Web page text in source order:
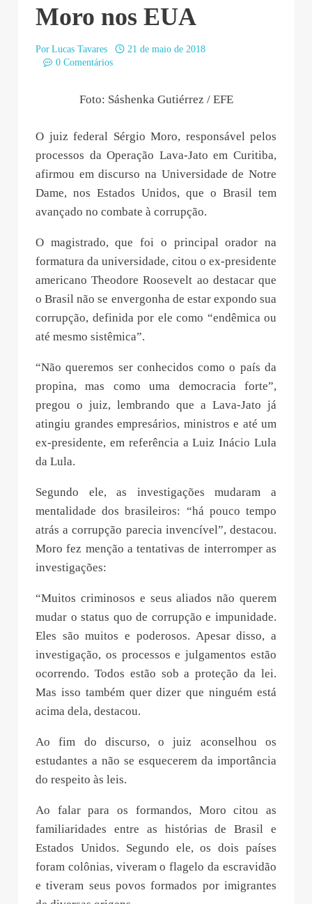
Moro nos EUA
Por Lucas Tavares
21 de maio de 2018
0 Comentários
Foto: Sáshenka Gutiérrez / EFE
O juiz federal Sérgio Moro, responsável pelos
processos da Operação Lava-Jato em Curitiba,
afirmou em discurso na Universidade de Notre
Dame, nos Estados Unidos, que o Brasil tem
avançado no combate à corrupção.
O magistrado, que foi o principal orador na
formatura da universidade, citou o ex-presidente
americano Theodore Roosevelt ao destacar que
o Brasil não se envergonha de estar expondo sua
corrupção, definida por ele como “endêmica ou
até mesmo sistêmica”.
“Não queremos ser conhecidos como o país da
propina, mas como uma democracia forte”,
pregou o juiz, lembrando que a Lava-Jato já
atingiu grandes empresários, ministros e até um
ex-presidente, em referência a Luiz Inácio Lula
da Lula.
Segundo ele, as investigações mudaram a
mentalidade dos brasileiros: “há pouco tempo
atrás a corrupção parecia invencível”, destacou.
Moro fez menção a tentativas de interromper as
investigações:
“Muitos criminosos e seus aliados não querem
mudar o status quo de corrupção e impunidade.
Eles são muitos e poderosos. Apesar disso, a
investigação, os processos e julgamentos estão
ocorrendo. Todos estão sob a proteção da lei.
Mas isso também quer dizer que ninguém está
acima dela, destacou.
Ao fim do discurso, o juiz aconselhou os
estudantes a não se esquecerem da importância
do respeito às leis.
Ao falar para os formandos, Moro citou as
familiaridades entre as histórias de Brasil e
Estados Unidos. Segundo ele, os dois países
foram colônias, viveram o flagelo da escravidão
e tiveram seus povos formados por imigrantes